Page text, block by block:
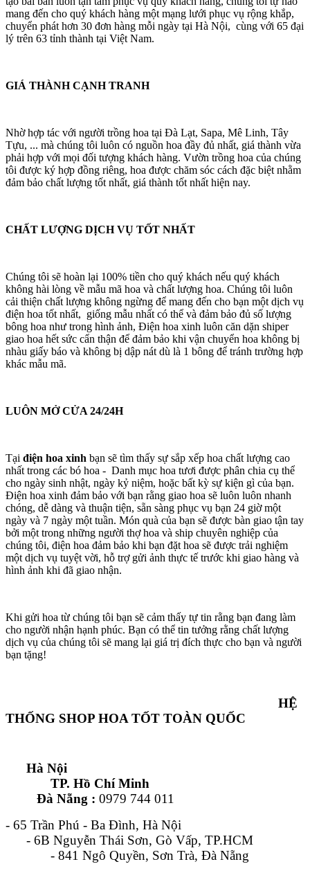
mang đến cho quý khách hàng một mạng lưới phục vụ rộng khắp,
chuyển phát hơn 30 đơn hàng mỗi ngày tại Hà Nội, cùng với 65 đại
lý trên 63 tỉnh thành tại Việt Nam.
GIÁ THÀNH CẠNH TRANH
Nhờ hợp tác với người trồng hoa tại Đà Lạt, Sapa, Mê Linh, Tây
Tựu, ... mà chúng tôi luôn có nguồn hoa đầy đủ nhất, giá thành vừa
phải hợp với mọi đối tượng khách hàng. Vườn trồng hoa của chúng
tôi được ký hợp đồng riêng, hoa được chăm sóc cách đặc biệt nhằm
đảm bảo chất lượng tốt nhất, giá thành tốt nhất hiện nay.
CHẤT LƯỢNG DỊCH VỤ TỐT NHẤT
Chúng tôi sẽ hoàn lại 100% tiền cho quý khách nếu quý khách
không hài lòng về mẫu mã hoa và chất lượng hoa. Chúng tôi luôn
cải thiện chất lượng không ngừng để mang đến cho bạn một dịch vụ
điện hoa tốt nhất, giống mẫu nhất có thể và đảm bảo đủ số lượng
bông hoa như trong hình ảnh, Điện hoa xinh luôn căn dặn shiper
giao hoa hết sức cẩn thận để đảm bảo khi vận chuyển hoa không bị
nhàu giấy báo và không bị dập nát dù là 1 bông để tránh trường hợp
khác mẫu mã.
LUÔN MỞ CỬA 24/24H
Tại điện hoa xinh bạn sẽ tìm thấy sự sắp xếp hoa chất lượng cao
nhất trong các bó hoa - Danh mục hoa tươi được phân chia cụ thể
cho ngày sinh nhật, ngày kỷ niệm, hoặc bất kỳ sự kiện gì của bạn.
Điện hoa xinh đảm bảo với bạn rằng giao hoa sẽ luôn luôn nhanh
chóng, dễ dàng và thuận tiện, sẵn sàng phục vụ bạn 24 giờ một
ngày và 7 ngày một tuần. Món quà của bạn sẽ được bàn giao tận tay
bởi một trong những người thợ hoa và ship chuyên nghiệp của
chúng tôi, điện hoa đảm bảo khi bạn đặt hoa sẽ được trải nghiệm
một dịch vụ tuyệt vời, hỗ trợ gửi ảnh thực tế trước khi giao hàng và
hình ảnh khi đã giao nhận.
Khi gửi hoa từ chúng tôi bạn sẽ cảm thấy tự tin rằng bạn đang làm
cho người nhận hạnh phúc. Bạn có thể tin tưởng rằng chất lượng
dịch vụ của chúng tôi sẽ mang lại giá trị đích thực cho bạn và người
bạn tặng!
HỆ
THỐNG SHOP HOA TỐT TOÀN QUỐC
Hà Nội
TP. Hồ Chí Minh
Đà Nẵng : 0979 744 011
- 65 Trần Phú - Ba Đình, Hà Nội
- 6B Nguyễn Thái Sơn, Gò Vấp, TP.HCM
- 841 Ngô Quyền, Sơn Trà, Đà Nẵng